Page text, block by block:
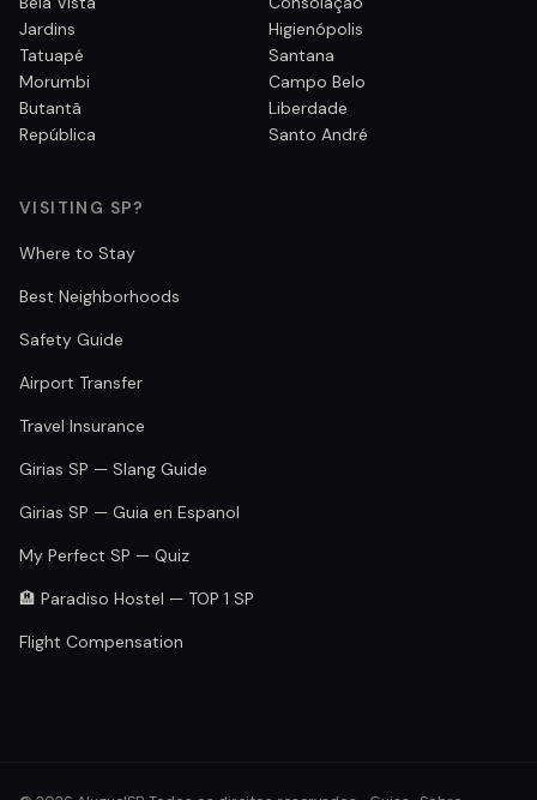
Jardins
Higienópolis
Tatuapé
Santana
Morumbi
Campo Belo
Butantã
Liberdade
República
Santo André
VISITING SP?
Where to Stay
Best Neighborhoods
Safety Guide
Airport Transfer
Travel Insurance
Girias SP — Slang Guide
Girias SP — Guia en Espanol
My Perfect SP — Quiz
🏨 Paradiso Hostel — TOP 1 SP
Flight Compensation